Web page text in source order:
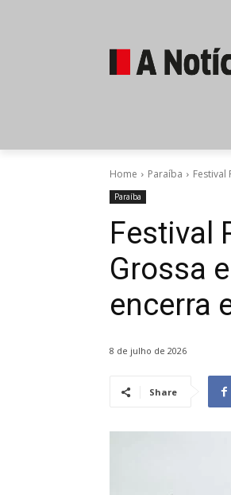
Home Paraíba
Paraíba
Festival
Grossa
encerra
8 de julho de 2026
Share